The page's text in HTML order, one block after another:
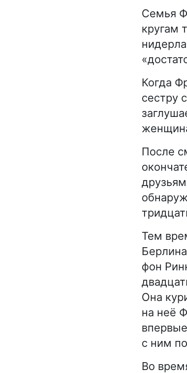
Семья
кругам
Когда
сестру
После
Тем
фон
Она
на неё
с ним
Во